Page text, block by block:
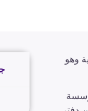
وهو